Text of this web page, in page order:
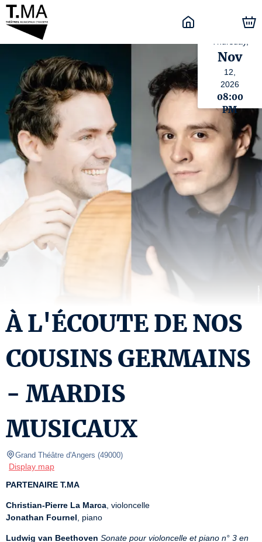
Nov
12,
2026
08:00
PM
À L'ÉCOUTE DE NOS
COUSINS GERMAINS
- MARDIS
MUSICAUX
Grand Théâtre d'Angers (49000)
Display map
PARTENAIRE T.MA
Christian-Pierre La Marca
Jonathan Fournel , piano
Ludwig van Beethoven Sonate pour violoncelle et piano n° 3 en